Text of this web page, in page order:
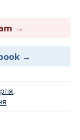
→
→
,